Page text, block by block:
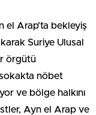
el Arap’ta bekleyiş
Suriye Ulusal
örgütü
nöbet
ve bölge halkını
Ayn el Arap ve